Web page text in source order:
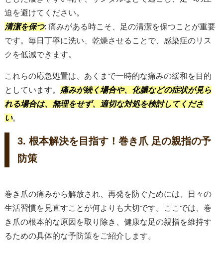
迫を避けてください。
清潔を保つ: 痛みがある時こそ、足の清潔を保つことが重要
です。毎日丁寧に洗い、乾燥させることで、感染症のリス
クを低減できます。
これらの応急処置は、あくまで一時的な痛みの緩和を目的
としています。 痛みが続く場合や、化膿などの症状が見ら
れる場合は、無理をせず、適切な対処を検討してくださ
い。
3. 根本解決を目指す！巻き爪 足の親指の予
防策
巻き爪の痛みから解放され、再発を防ぐためには、日々の
生活習慣を見直すことが何よりも大切です。ここでは、巻
き爪の根本的な原因を取り除き、健康な足の親指を維持す
るための具体的な予防策をご紹介します。